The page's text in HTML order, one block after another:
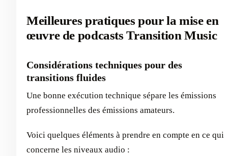
Meilleures pratiques pour la mise en
œuvre de podcasts Transition Music
Considérations techniques pour des
transitions fluides
Une bonne exécution technique sépare les émissions
professionnelles des émissions amateurs.
Voici quelques éléments à prendre en compte en ce qui
concerne les niveaux audio :